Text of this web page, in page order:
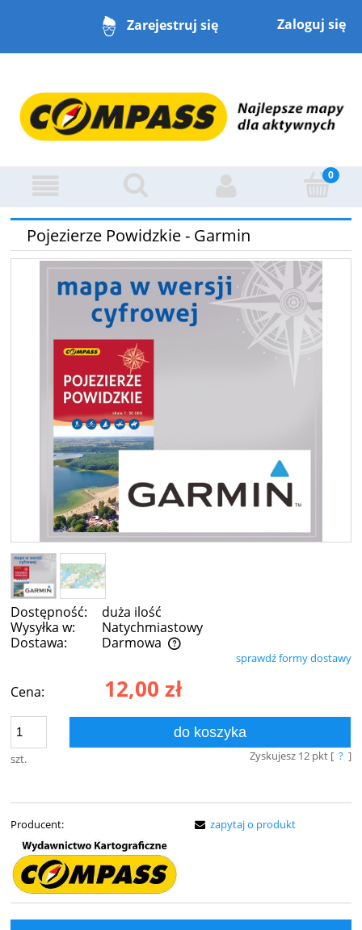
Zarejestruj się Zaloguj się
Pojezierze Powidzkie - Garmin
Dostępność:
duża ilość
Wysyłka w:
Natychmiastowy
Dostawa:
Darmowa
Cena nie zawiera ewentualnych kosztów płatnościsprawdź formy dostawy
Cena: 12,00 zł
szt.
do koszyka
Zyskujesz 12pkt [ ? ]
Producent: zapytaj o produkt